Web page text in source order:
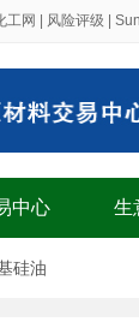
工网 风险评级
中心 生
硅油
购减少 本周氟化
铝市场平稳观望